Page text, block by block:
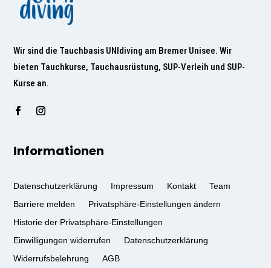
Wir sind die Tauchbasis UNIdiving am Bremer Unisee. Wir
bieten Tauchkurse, Tauchausrüstung, SUP-Verleih und SUP-
Kurse an.
Informationen
Datenschutzerklärung Impressum Kontakt
Team
Barriere melden
Privatsphäre-Einstellungen ändern
Historie der Privatsphäre-Einstellungen
Einwilligungen widerrufen
Datenschutzerklärung
Widerrufsbelehrung
AGB